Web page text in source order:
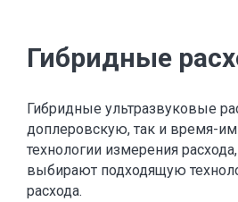
Гибридные
Гибридные ультразвуковые
доплеровскую, так и время-
технологии измерения
выбирают подходящую
расхода.